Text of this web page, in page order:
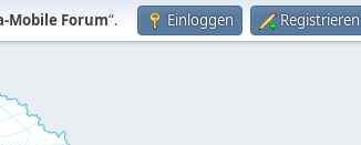
Mobile Forum“. Einloggen Registrieren